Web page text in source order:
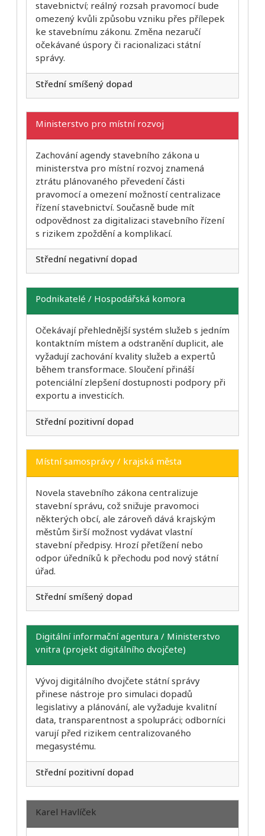
stavebnictví; reálný rozsah pravomocí bude
omezený kvůli způsobu vzniku přes přílepek
ke stavebnímu zákonu. Změna nezaručí
očekávané úspory či racionalizaci státní
správy.
Střední smíšený dopad
Ministerstvo pro místní rozvoj
Zachování agendy stavebního zákona u
ministerstva pro místní rozvoj znamená
ztrátu plánovaného převedení části
pravomocí a omezení možností centralizace
řízení stavebnictví. Současně bude mít
odpovědnost za digitalizaci stavebního řízení
s rizikem zpoždění a komplikací.
Střední negativní dopad
Podnikatelé / Hospodářská komora
Očekávají přehlednější systém služeb s jedním
kontaktním místem a odstranění duplicit, ale
vyžadují zachování kvality služeb a expertů
během transformace. Sloučení přináší
potenciální zlepšení dostupnosti podpory při
exportu a investicích.
Střední pozitivní dopad
Místní samosprávy / krajská města
Novela stavebního zákona centralizuje
stavební správu, což snižuje pravomoci
některých obcí, ale zároveň dává krajským
městům širší možnost vydávat vlastní
stavební předpisy. Hrozí přetížení nebo
odpor úředníků k přechodu pod nový státní
úřad.
Střední smíšený dopad
Digitální informační agentura / Ministerstvo
vnitra (projekt digitálního dvojčete)
Vývoj digitálního dvojčete státní správy
přinese nástroje pro simulaci dopadů
legislativy a plánování, ale vyžaduje kvalitní
data, transparentnost a spolupráci; odborníci
varují před rizikem centralizovaného
megasystému.
Střední pozitivní dopad
Karel Havlíček